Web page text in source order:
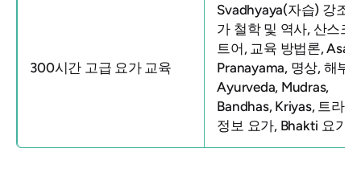
300시간 고급 요가 교육
Svadhyaya(자습) 강조,
가 철학 및 역사, 산스크
트어, 교육 방법론,
Pranayama, 명상, 해부
Ayurveda, Mudras,
Bandhas, Kriyas, 트라
정보 요가, Bhakti 요가